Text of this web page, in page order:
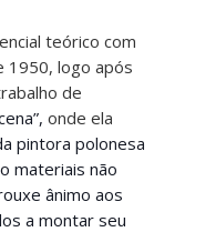
teórico com
1950, logo após
de
onde ela
pintora polonesa
materiais não
ânimo aos
a montar seu